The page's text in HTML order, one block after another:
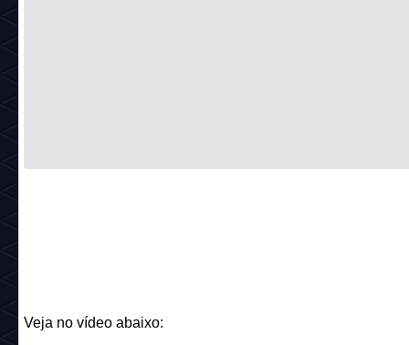
Veja no vídeo abaixo: